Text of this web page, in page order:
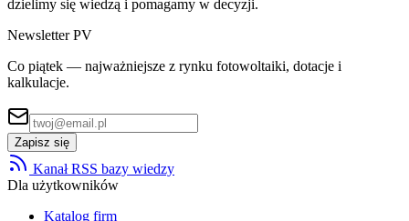
dzielimy się wiedzą i pomagamy w decyzji.
Newsletter PV
Co piątek — najważniejsze z rynku fotowoltaiki, dotacje i
kalkulacje.
Zapisz się
Kanał RSS bazy wiedzy
Dla użytkowników
Katalog firm